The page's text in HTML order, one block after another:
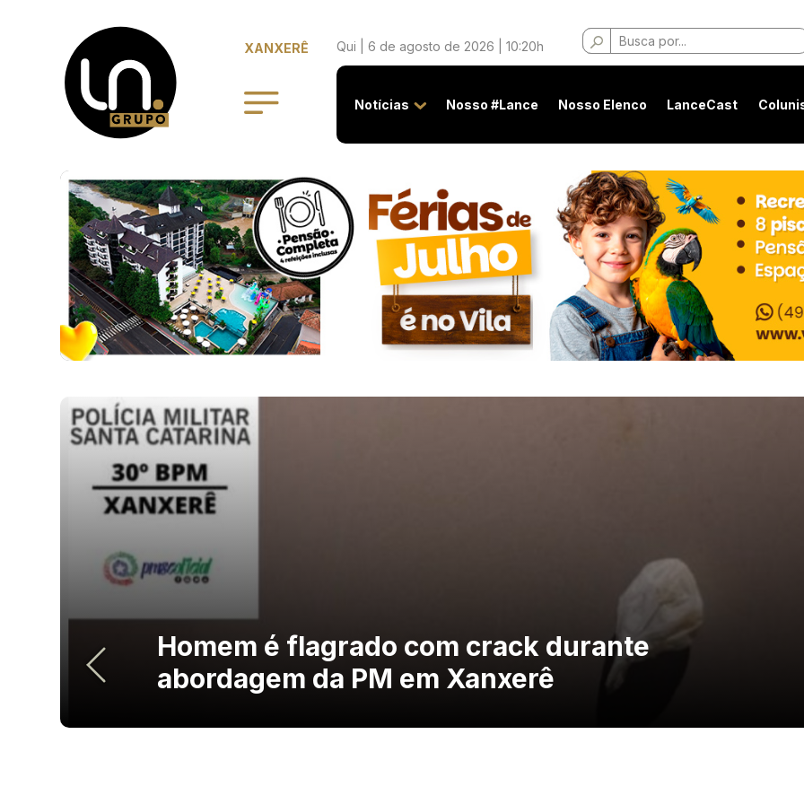
XANXERÊ Qui | 6 de agosto de 2026 | 10:20h
Buscar
por:
Notícias Nosso #Lance Nosso Elenco LanceCast
Homem é flagrado com crack durante
abordagem da PM em Xanxerê